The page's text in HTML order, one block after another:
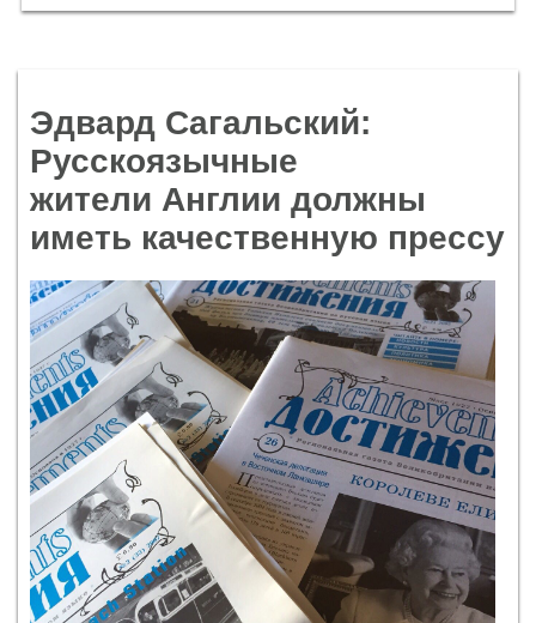
Эдвард Сагальский:
Русскоязычные
жители Англии должны
иметь качественную прессу